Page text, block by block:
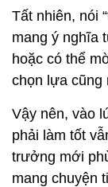
Tất nhiên, nói
mang ý nghĩa
hoặc có thể
chọn lựa
Vậy nên, vào
phải làm tốt
trưởng mới
mang chuyện